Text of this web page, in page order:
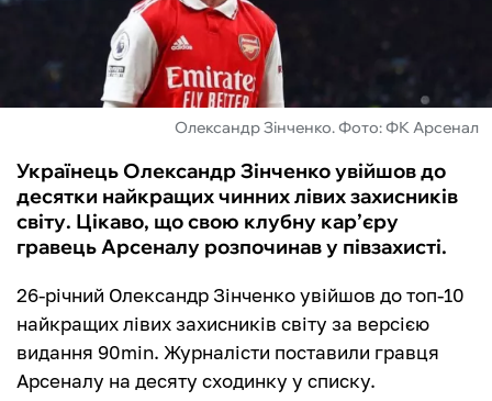
БУКМЕКЕРИ
Олександр Зінченко. Фото: ФК Арсенал
Українець Олександр Зінченко увійшов до
десятки найкращих чинних лівих захисників
світу. Цікаво, що свою клубну кар’єру
гравець Арсеналу розпочинав у півзахисті.
26-річний Олександр Зінченко увійшов до топ-10
найкращих лівих захисників світу за версією
видання 90min. Журналісти поставили гравця
Арсеналу на десяту сходинку у списку.